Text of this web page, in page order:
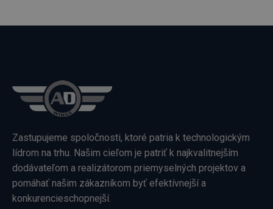
Zastupujeme spoločnosti, ktoré patria k technologickým
lídrom na trhu. Našim cieľom je patriť k najkvalitnejším
dodávateľom a realizátorom priemyselných projektov a
pomáhať našim zákazníkom byť efektívnejší a
konkurencieschopnejší.